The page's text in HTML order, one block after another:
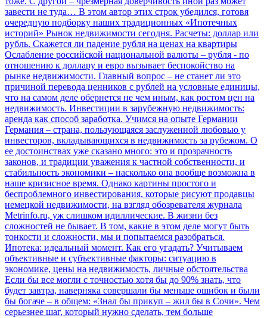
завести не туда… В этом автор этих строк убедился, готовя
очередную подборку наших традиционных «Ипотечных
историй» Рынок недвижимости сегодня. Расчеты: доллар или
рубль. Скажется ли падение рубля на ценах на квартиры
Ослабление российской национальной валюты – рубля - по
отношению к доллару и евро вызывает беспокойство на
рынке недвижимости. Главный вопрос – не станет ли это
причиной перевода ценников с рублей на условные единицы,
что на самом деле обернется не чем иным, как ростом цен на
недвижимость. Инвестиции в зарубежную недвижимость:
аренда как способ заработка. Учимся на опыте Германии
Германия – страна, пользующаяся заслуженной любовью у
инвесторов, вкладывающихся в недвижимость за рубежом. О
ее достоинствах уже сказано много: это и прозрачность
законов, и традиции уважения к частной собственности, и
стабильность экономики – насколько она вообще возможна в
наше кризисное время. Однако картины простого и
беспроблемного инвестирования, которые рисуют продавцы
немецкой недвижимости, на взгляд обозревателя журнала
Metrinfo.ru, уж слишком идиллические. В жизни без
сложностей не бывает. В том, какие в этом деле могут быть
тонкости и сложности, мы и попытаемся разобраться.
Ипотека: идеальный момент. Как его угадать? Учитываем
объективные и субъективные факторы: ситуацию в
экономике, цены на недвижимость, личные обстоятельства
Если бы все могли с точностью хотя бы до 90% знать, что
будет завтра, наверняка совершали бы меньше ошибок и были
бы богаче – в общем: «Знал бы прикуп – жил бы в Сочи». Чем
серьезнее шаг, который нужно сделать, тем больше